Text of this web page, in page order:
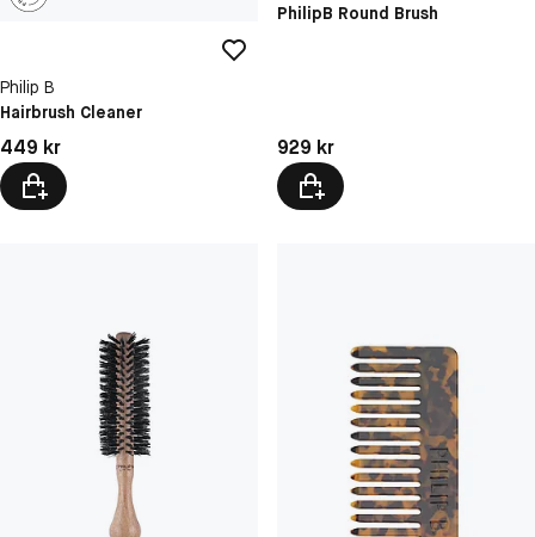
Philip B
Hairbrush Cleaner
Pris: 449 kr
449 kr
PhilipB Round Brush
Pris: 929 kr
929 kr